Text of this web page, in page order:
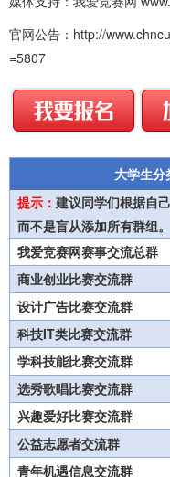
官网公告：http://
=5807
大学生分
提示： 建议同学们根据自
而不是盲从添加所有群组
我爱竞赛网赛事交流总群
商业创业比赛交流群
设计广告比赛交流群
科技IT类比赛交流群
学科技能比赛交流群
选秀歌唱比赛交流群
兴趣爱好比赛交流群
公益志愿者交流群
青年机遇信息交流群